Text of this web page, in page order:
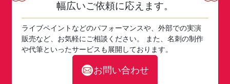
幅広いご依頼に応えます。
ライブペイントなどのパフォーマンスや、外部での実演
販売など、お気軽にご相談ください。 また、名刺の制作
や代筆といったサービスも展開しております。
お問い合わせ